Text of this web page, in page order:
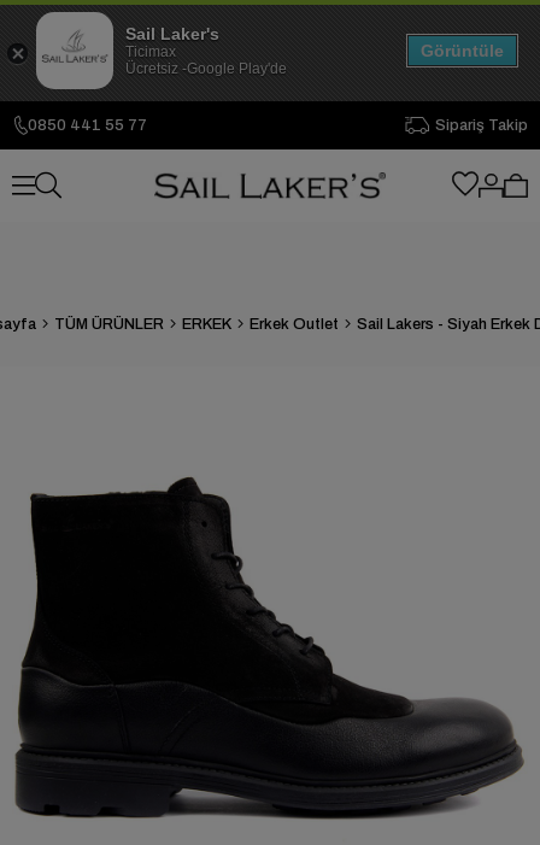
0850 441 55 77 Sipariş Takip
TÜM ÜRÜNLER ERKEK Erkek Outlet
Sail Laker's
Ticimax
Ücretsiz -Google Play'de
Görüntüle